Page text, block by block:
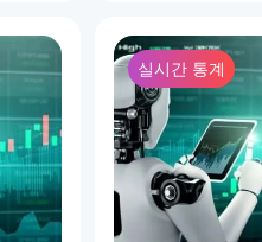
특정 중개인을 요구하지 않지만
/ DAX40에 낮은 스프레드
슬리피지
정적인 조건
형 (강력 권장)
GER40/DAX 심볼을 표준
실시간 통계